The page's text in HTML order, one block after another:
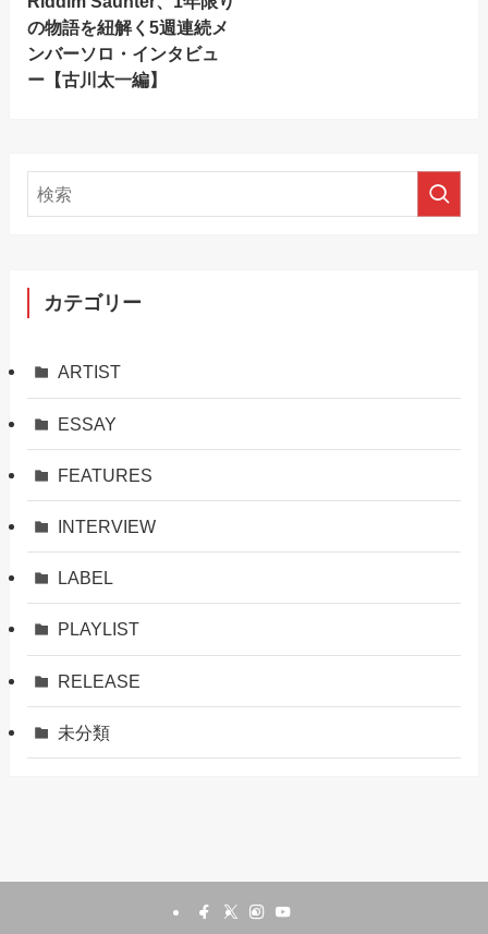
の物語を紐解く5週連続メ
ンバーソロ・インタビュ
ー【古川太一編】
カテゴリー
ARTIST
ESSAY
FEATURES
INTERVIEW
LABEL
PLAYLIST
RELEASE
未分類